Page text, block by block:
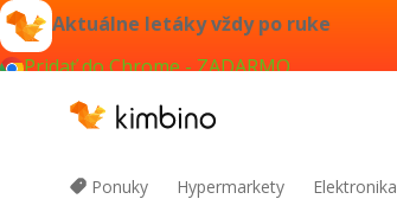
Aktuálne letáky vždy po ruke
Pridať do Chrome - ZADARMO
Ponuky Hypermarkety Elektronika